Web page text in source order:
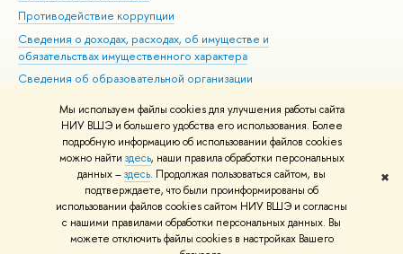
Мы используем файлы cookies для улучшения работы сайта
НИУ ВШЭ и большего удобства его использования. Более
подробную информацию об использовании файлов cookies
можно найти здесь, наши правила обработки персональных
данных –здесь. Продолжая пользоваться сайтом, вы
подтверждаете, что были проинформированы об
использовании файлов cookies сайтом НИУ ВШЭ и согласны
с нашими правилами обработки персональных данных. Вы
можете отключить файлы cookies в настройках Вашего
✖
Противодействие коррупции
Сведения о доходах, расходах, об имуществе и
обязательствах имущественного характера
Сведения об образовательной организации
Людям с ограниченными возможностями здоровья
Единая платежная страница
Работа в Вышке
© НИУ ВШЭ 1993–2026 Адреса и контакты Условия использования
материалов Политика конфиденциальности Карта сайта
Шрифты HSE Sans и HSE Slab разработаны вШколе дизайна НИУ ВШЭ